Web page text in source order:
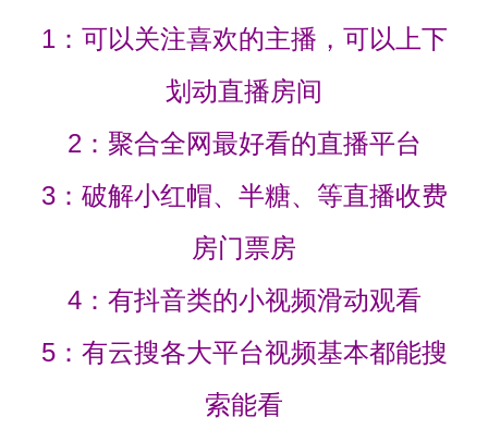
1：可以关注喜欢的主播，可以上下
划动直播房间
2：聚合全网最好看的直播平台
3：破解小红帽、半糖、等直播收费
房门票房
4：有抖音类的小视频滑动观看
5：有云搜各大平台视频基本都能搜
索能看